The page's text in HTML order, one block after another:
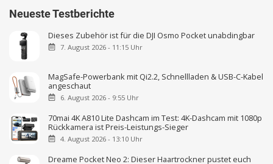
Neueste Testberichte
Dieses Zubehör ist für die DJI Osmo Pocket unabdingbar
7. August 2026 - 11:15 Uhr
MagSafe-Powerbank mit Qi2.2, Schnellladen & USB-C-Kabel
angeschaut
6. August 2026 - 9:55 Uhr
70mai 4K A810 Lite Dashcam im Test: 4K-Dashcam mit 1080p
Rückkamera ist Preis-Leistungs-Sieger
4. August 2026 - 13:10 Uhr
Dreame Pocket Neo 2: Dieser Haartrockner pustet euch